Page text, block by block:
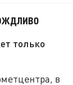
только
в